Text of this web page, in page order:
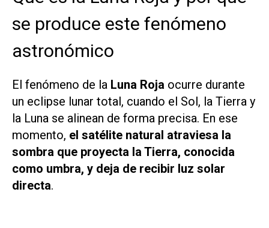
se produce este fenómeno
astronómico
El fenómeno de la Luna Roja ocurre durante
un eclipse lunar total, cuando el Sol, la Tierra y
la Luna se alinean de forma precisa. En ese
momento, el satélite natural atraviesa la
sombra que proyecta la Tierra, conocida
como umbra, y deja de recibir luz solar
directa.